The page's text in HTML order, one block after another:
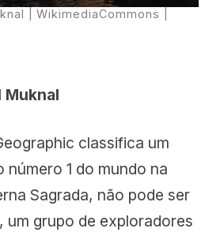
| WikimediaCommons |
Muknal
classifica um
1 do mundo na
Sagrada, não pode ser
um grupo de exploradores